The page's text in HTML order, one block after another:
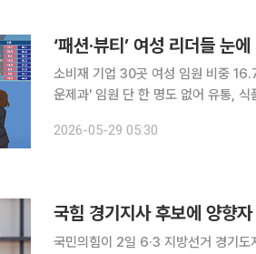
소비재 기업 30곳 여성 임원 비중
운제과' 임원 단 한 명도 없어 유통, 식품, 뷰티, 패션 등 주요 소비재 기업에서 여성 직원이 전체의
2026-05-29 05:30
국힘 경기지사 후보에 양향
국민의힘이 2일 6·3 지방선거 경기